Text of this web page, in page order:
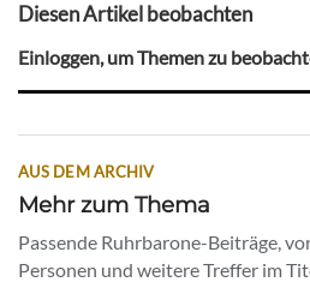
Diesen Artikel beobachten
Einloggen, um Themen zu
AUS DEM ARCHIV
Mehr zum Thema
Passende Ruhrbarone-Beiträge,
Personen und weitere Treffer im